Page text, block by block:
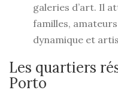
galeries d’art. Il
familles,
dynamique et
Les quartiers
Porto